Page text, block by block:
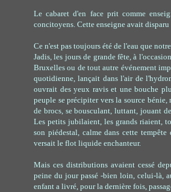
Le cabaret d'en face prit comme
concitoyens. Cette enseigne avait
Ce n'est pas toujours été de l'eau que
Jadis, les jours de grande fête, à
Bruxelles ou de tout autre événement
quotidienne, lançait dans l'air de
ouvrait des yeux ravis et une bouche
peuple se précipiter vers la source
de brocs, se bousculant, luttant, jouant
Les petits jubilaient, les grands riaient,
son piédestal, calme dans cette
versait le flot liquide enchanteur.
Mais ces distributions avaient cessé
peine du jour passé -bien loin, celui-là,
enfant a livré, pour la dernière fois,